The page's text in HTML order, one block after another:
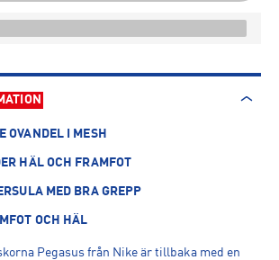
OVANDEL I MESH
HÄL OCH FRAMFOT
MED BRA GREPP
OCH HÄL
Pegasus från Nike är tillbaka med en